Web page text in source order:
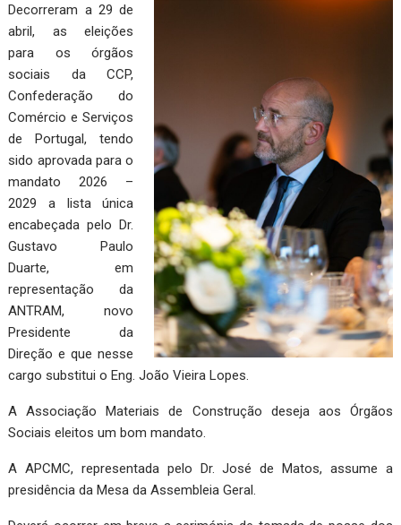
Decorreram a 29 de
abril, as eleições
para os órgãos
sociais da CCP,
Confederação do
Comércio e Serviços
de Portugal, tendo
sido aprovada para o
mandato 2026 –
2029 a lista única
encabeçada pelo Dr.
Gustavo Paulo
Duarte, em
representação da
ANTRAM, novo
Presidente da
Direção e que nesse
cargo substitui o Eng. João Vieira Lopes.
A Associação Materiais de Construção deseja aos Órgãos
Sociais eleitos um bom mandato.
A APCMC, representada pelo Dr. José de Matos, assume a
presidência da Mesa da Assembleia Geral.